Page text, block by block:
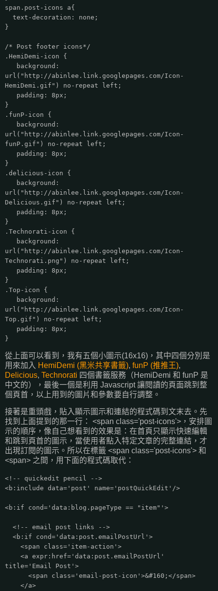
span.post-icons a{
text-decoration: none;
}
/* Post footer icons*/
.HemiDemi-icon {
background:
url("http://abinlee.link.googlepages.com/Icon-
HemiDemi.gif") no-repeat left;
padding: 8px;
}
.funP-icon {
background:
url("http://abinlee.link.googlepages.com/Icon-
funP.gif") no-repeat left;
padding: 8px;
}
.delicious-icon {
background:
url("http://abinlee.link.googlepages.com/Icon-
Delicious.gif") no-repeat left;
padding: 8px;
}
.Technorati-icon {
background:
url("http://abinlee.link.googlepages.com/Icon-
Technorati.png") no-repeat left;
padding: 8px;
}
.Top-icon {
background:
url("http://abinlee.link.googlepages.com/Icon-
Top.gif") no-repeat left;
padding: 8px;
}
從上面可以看到，我有五個小圖示(16x16)，其中四個分別是
用來加入 HemiDemi (黑米共享書籤), funP (推推王),
Delicious, Technorati 四個書籤服務（HemiDemi 和 funP 是
中文的），最後一個是利用 Javascript 讓閱讀的頁面跳到整
個頁首，以上用到的圖片和參數要自行調整。
接著是重頭戲，貼入顯示圖示和連結的程式碼到文末去。先
找到上面提到的那一行： <span class='post-icons'>，安排圖
示的順序，像自己想看到的效果是：在首頁只顯示快速編輯
和跳到頁首的圖示，當使用者點入特定文章的完整連結，才
出現訂閱的圖示。所以在標籤 <span class='post-icons'> 和
<span> 之間，用下面的程式碼取代：
<!-- quickedit pencil -->
<b:include data='post' name='postQuickEdit'/>
<b:if cond='data:blog.pageType == "item"'>
<!-- email post links -->
<b:if cond='data:post.emailPostUrl'>
<span class='item-action'>
<a expr:href='data:post.emailPostUrl'
title='Email Post'>
<span class='email-post-icon'>&#160;</span>
</a>